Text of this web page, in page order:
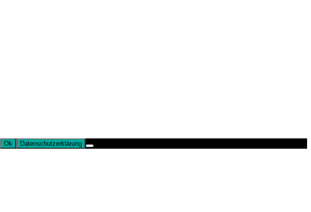
Ok Datenschutzerklärung